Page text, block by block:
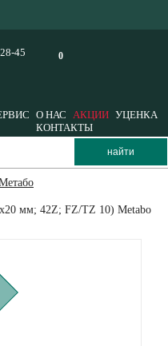
0
45
О НАС АКЦИИ УЦЕНКА
КОНТАКТЫ
мм; 42Z; FZ/TZ 10) Metabo